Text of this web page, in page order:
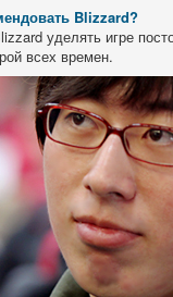
Blizzard?
уделять игре
всех времен.